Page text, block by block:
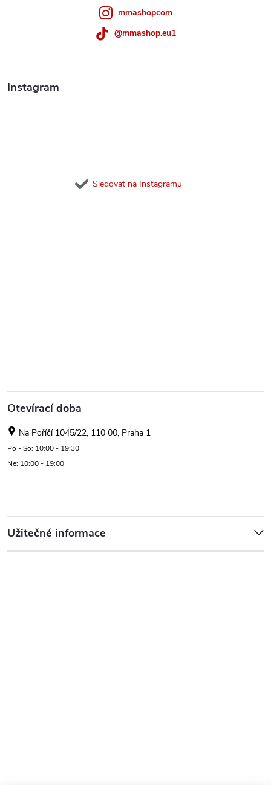
Instagram
Sledovat na Instagramu
mmashopcom
@mmashop.eu1
Otevírací doba
Na Poříčí 1045/22, 110 00, Praha 1
Po - So: 10:00 - 19:30
Ne: 10:00 - 19:00
Užitečné informace